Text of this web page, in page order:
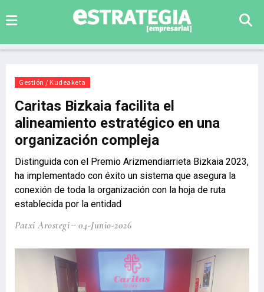
Gestión / Kudeaketa
Caritas Bizkaia facilita el
alineamiento estratégico en una
organización compleja
Distinguida con el Premio Arizmendiarrieta Bizkaia 2023,
ha implementado con éxito un sistema que asegura la
conexión de toda la organización con la hoja de ruta
establecida por la entidad
Patxi Arostegi 04-Junio-2026